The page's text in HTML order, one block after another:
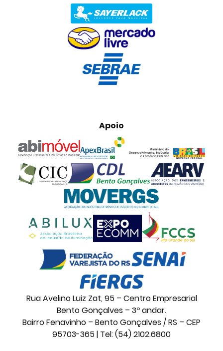
Apoio
Rua Avelino Luiz Zat, 95 – Centro Empresarial
Bento Gonçalves – 3º andar.
Bairro Fenavinho – Bento Gonçalves / RS – CEP
95703-365 | Tel: (54) 2102.6800